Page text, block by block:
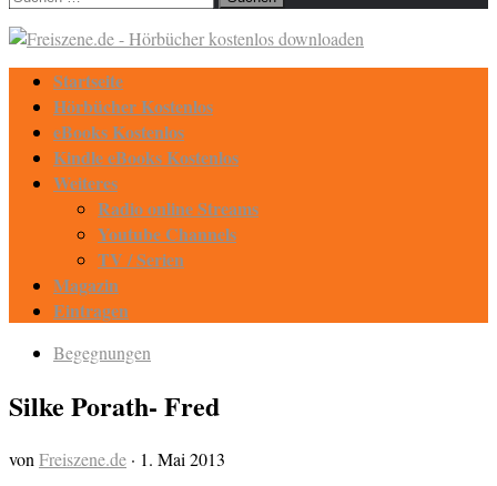
Startseite
Hörbücher Kostenlos
eBooks Kostenlos
Kindle eBooks Kostenlos
Weiteres
Radio online Streams
Youtube Channels
TV / Serien
Magazin
Eintragen
Begegnungen
Silke Porath- Fred
von Freiszene.de · 1. Mai 2013